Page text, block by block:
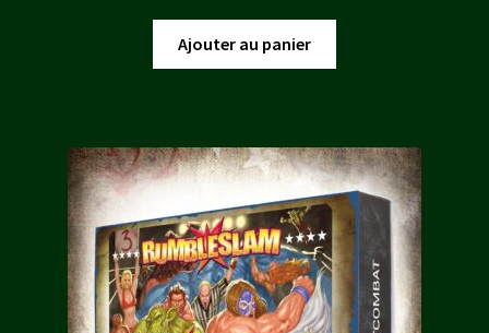
prix
initial
était :
prix
actuel
est :
Ajouter au panier